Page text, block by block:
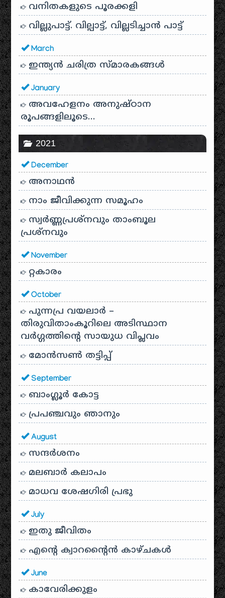
വനിതകളുടെ പൂരക്കളി
വില്ലുപാട്ട്. വില്പാട്ട്, വില്ലടിച്ചാൻ പാട്ട്
March
ഇന്ത്യൻ ചരിത്ര സ്മാരകങ്ങൾ
January
അവഹേളനം അനുഷ്ഠാന
രൂപങ്ങളിലൂടെ…
2021
December
അനാഥന്‍
നാം ജീവിക്കുന്ന സമൂഹം
സ്വര്‍ണ്ണപ്രശ്‌നവും താംബൂല
പ്രശ്‌നവും
November
റ്റകാരം
October
പുന്നപ്ര വയലാർ –
തിരുവിതാംകൂറിലെ അടിസ്ഥാന
വർഗ്ഗത്തിന്റെ സായുധ വിപ്ലവം
മോൻസൺ തട്ടിപ്പ്
September
ബാംഗ്ലൂർ കോട്ട
പ്രപഞ്ചവും ഞാനും
August
സന്ദര്‍ശനം
മലബാർ കലാപം
മാധവ ശേഷഗിരി പ്രഭു
July
ഇതു ജീവിതം
എന്റെ ക്വാറന്റൈൻ കാഴ്ചകൾ
June
കാവേരിക്കുളം